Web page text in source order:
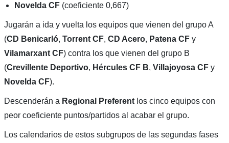
Novelda CF(coeficiente 0,667)
Jugarán a ida y vuelta los equipos que vienen del grupo A
(CD Benicarló, Torrent CF, CD Acero, Patena CFy
Vilamarxant CF) contra los que vienen del grupo B
(Crevillente Deportivo, Hércules CF B, Villajoyosa CFy
Novelda CF).
Descenderán a Regional Preferent los cinco equipos con
peor coeficiente puntos/partidos al acabar el grupo.
Los calendarios de estos subgrupos de las segundas fases